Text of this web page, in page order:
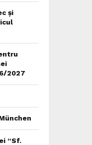
și
2027
“Sf.